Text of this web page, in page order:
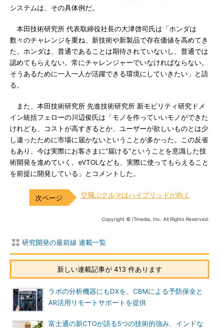
システムは、その具体例だ。
本田技術研究所 代表取締役社長の大津啓司氏は「ホンダは
数々のチャレンジを重ね、新技術や新製品で存在価値を高めてき
た。ホンダは、普通であることは期待されていないし、普通では
認めてもらえない。常にチャレンジャーでいなければならない。
そうあるために一人一人が活躍できる環境にしていきたい」と語
る。
また、本田技術研究所 先進技術研究所 新モビリティ研究ドメ
イン統括フェローの川辺俊氏は「モノを作っていいモノができた
けれども、コストが高すぎるとか、ユーザーが欲しいものとは少
し違ったために市場に届かないということが多かった。この反省
もあり、今は実際にお客さまに“届ける”ということを意識した技
術開発を進めていく。eVTOLなども、実際に使ってもらえること
を前提に開発している」とコメントした。
空飛ぶクルマはハイブリッドが向く
Copyright © ITmedia, Inc. All Rights Reserved.
研究開発の最前線 連載一覧
新しい連載記事が 413 件あります
ラボの分析機器にもDXを、CBMによる予防保全と
AR活用リモートサポートを提供
富士通の新CTOが語る5つの技術的強み、インドな